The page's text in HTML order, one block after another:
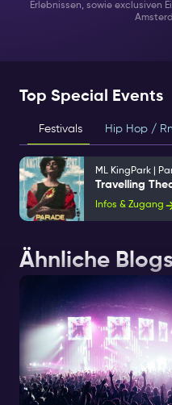
Erlebnissen, sowie exclusiven
Top Special Events
Festivals Hip Hop /
ML KingPark |
Infos & Zugang
Ähnliche